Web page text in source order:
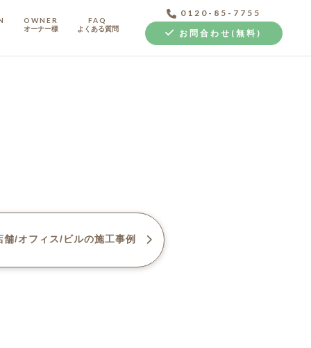
OWNER
オーナー様
FAQ
よくある質問
0120-85-7755
お問合わせ(無料)
/オフィス/ビルの施工事例